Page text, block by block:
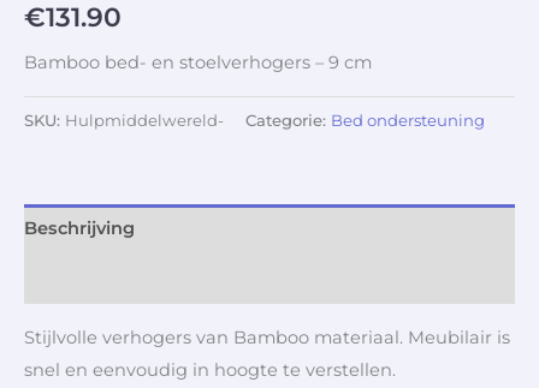
€131.90
Bamboo bed- en stoelverhogers – 9 cm
SKU: Hulpmiddelwereld- Categorie: Bed ondersteuning
Beschrijving
Stijlvolle verhogers van Bamboo materiaal. Meubilair is
snel en eenvoudig in hoogte te verstellen.